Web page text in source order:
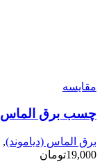
مقایسه
چسب برق الماس
برق الماس (دیاموند),
19,000تومان